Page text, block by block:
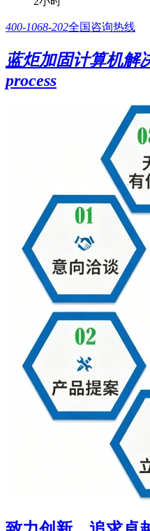
400-1068-202全国咨询热线
蓝炬加固计算机解
process